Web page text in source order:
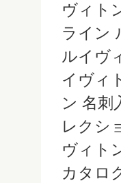
ヴィト
ライン
ルイヴ
イヴィ
ン 名刺
レクシ
ヴィト
カタロ